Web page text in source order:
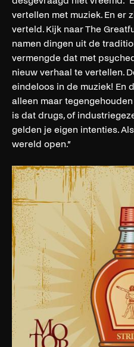
vertellen met muziek. En er
verteld. Kijk naar The
namen dingen uit de
vermengde dat met
nieuw verhaal te vertellen.
eindeloos in de muziek! En
alleen maar
is dat drugs, of
gelden je eigen intenties.
wereld open.”